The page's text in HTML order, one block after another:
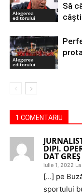
Alegerea
editorului
Să
Alegerea
editorului
1 COMENTARIU
DIPI.
DAT
iulie 1, 2022 La
[…] pe
sportului